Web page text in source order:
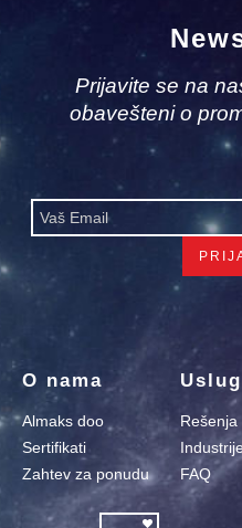
Prijavite se na
obavešteni o
O nama
Almaks doo
Sertifikati
Zahtev za ponudu
Rešenja
FAQ